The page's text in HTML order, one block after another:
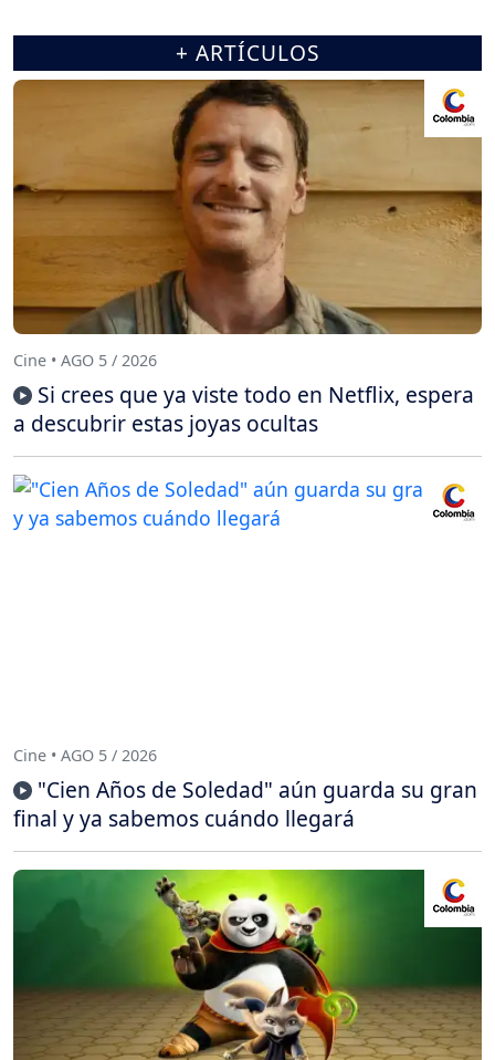
+ ARTÍCULOS
Cine • AGO 5 / 2026
Si crees que ya viste todo en Netflix, espera
a descubrir estas joyas ocultas
Cine • AGO 5 / 2026
"Cien Años de Soledad" aún guarda su gran
final y ya sabemos cuándo llegará